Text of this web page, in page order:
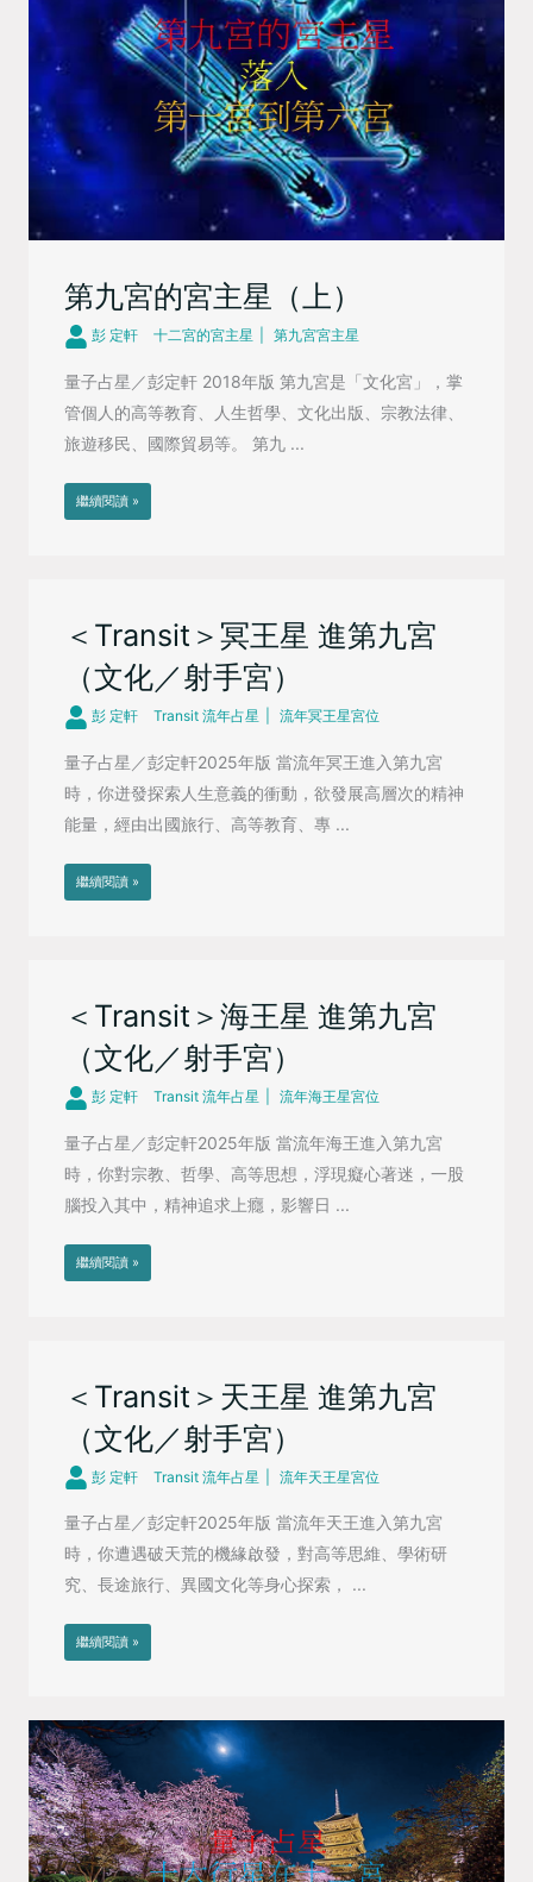
第九宮的宮主星（上）
彭 定軒 十二宮的宮主星 第九宮宮主星
量子占星／彭定軒 2018年版 第九宮是「文化宮」，掌
管個人的高等教育、人生哲學、文化出版、宗教法律、
旅遊移民、國際貿易等。 第九 ...
繼續閱讀 »
＜Transit＞冥王星 進第九宮
（文化／射手宮）
彭 定軒 Transit 流年占星 流年冥王星宮位
量子占星／彭定軒2025年版 當流年冥王進入第九宮
時，你迸發探索人生意義的衝動，欲發展高層次的精神
能量，經由出國旅行、高等教育、專 ...
繼續閱讀 »
＜Transit＞海王星 進第九宮
（文化／射手宮）
彭 定軒 Transit 流年占星 流年海王星宮位
量子占星／彭定軒2025年版 當流年海王進入第九宮
時，你對宗教、哲學、高等思想，浮現癡心著迷，一股
腦投入其中，精神追求上癮，影響日 ...
繼續閱讀 »
＜Transit＞天王星 進第九宮
（文化／射手宮）
彭 定軒 Transit 流年占星 流年天王星宮位
量子占星／彭定軒2025年版 當流年天王進入第九宮
時，你遭遇破天荒的機緣啟發，對高等思維、學術研
究、長途旅行、異國文化等身心探索， ...
繼續閱讀 »